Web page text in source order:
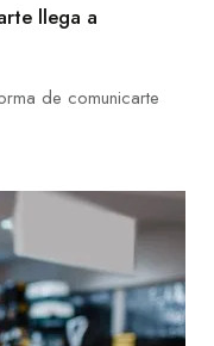
llega a
de comunicarte